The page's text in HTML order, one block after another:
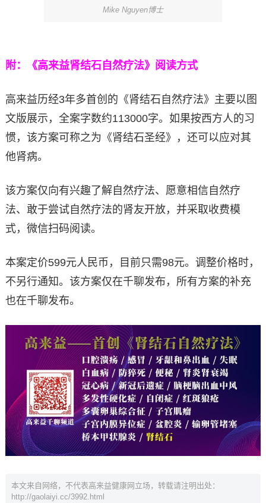
Mike Nguyen博士
附：《高来益肾结石自然疗法》阅读方式
高来益历经3年多首创的《肾结石自然疗法》主要以图
文版展示，全案字数约113000字。如果按西方人的习
惯，该方案可称之为《肾结石圣经》，还可以应对其
他肾病。
该方案仅向有兴趣了解自然疗法、愿意相信自然疗
法、敢于尝试自然疗法的肾友开放，并采取收费模
式，微信扫码阅读。
本案定价599元人民币，目前只需98元。调整价格时，
不另行通知。该方案仅在千聊发布，所有方案的补充
也在千聊发布。
本文来自网络，不代表高来益健康网立场，转载请注明出处：
http://gaolaiyi.cc/3992.html